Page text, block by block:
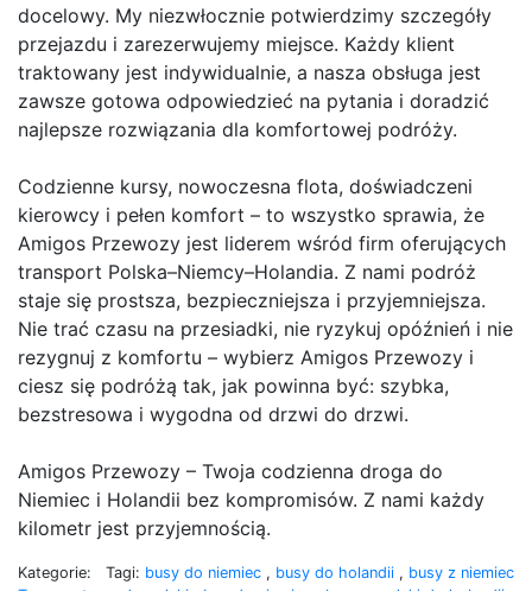
docelowy. My niezwłocznie potwierdzimy szczegóły
przejazdu i zarezerwujemy miejsce. Każdy klient
traktowany jest indywidualnie, a nasza obsługa jest
zawsze gotowa odpowiedzieć na pytania i doradzić
najlepsze rozwiązania dla komfortowej podróży.
Codzienne kursy, nowoczesna flota, doświadczeni
kierowcy i pełen komfort – to wszystko sprawia, że
Amigos Przewozy jest liderem wśród firm oferujących
transport Polska–Niemcy–Holandia. Z nami podróż
staje się prostsza, bezpieczniejsza i przyjemniejsza.
Nie trać czasu na przesiadki, nie ryzykuj opóźnień i nie
rezygnuj z komfortu – wybierz Amigos Przewozy i
ciesz się podróżą tak, jak powinna być: szybka,
bezstresowa i wygodna od drzwi do drzwi.
Amigos Przewozy – Twoja codzienna droga do
Niemiec i Holandii bez kompromisów. Z nami każdy
kilometr jest przyjemnością.
Kategorie:
Tagi: busy do niemiec , busy do holandii , busy z niemiec